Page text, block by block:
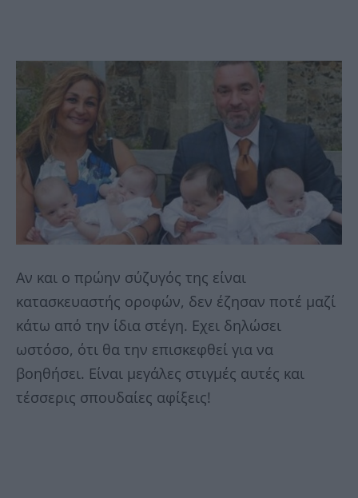
Αν και ο πρώην σύζυγός της είναι
κατασκευαστής οροφών, δεν έζησαν ποτέ μαζί
κάτω από την ίδια στέγη. Εχει δηλώσει
ωστόσο, ότι θα την επισκεφθεί για να
βοηθήσει. Είναι μεγάλες στιγμές αυτές και
τέσσερις σπουδαίες αφίξεις!